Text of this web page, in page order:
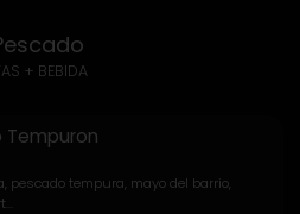
+ BEBIDA
Tempuron
pescado tempura, mayo del barrio,